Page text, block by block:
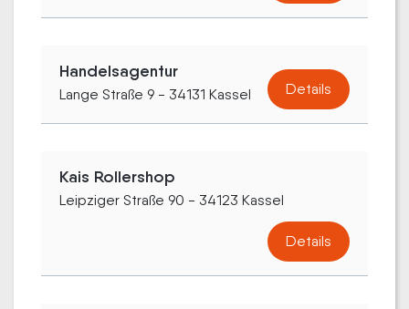
Handelsagentur
Lange Straße 9 - 34131 Kassel Details
Kais Rollershop
Leipziger Straße 90 - 34123 Kassel
Details